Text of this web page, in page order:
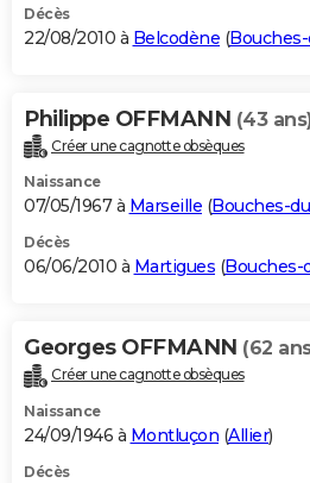
Décès
22/08/2010 à Belcodène (
Philippe OFFMANN (43
Créer une cagnotte obsèques
Naissance
07/05/1967 à Marseille (Bouches-
Décès
06/06/2010 à Martigues (Bouches-
Georges OFFMANN (62
Créer une cagnotte obsèques
Naissance
24/09/1946 à Montluçon (Allier)
Décès